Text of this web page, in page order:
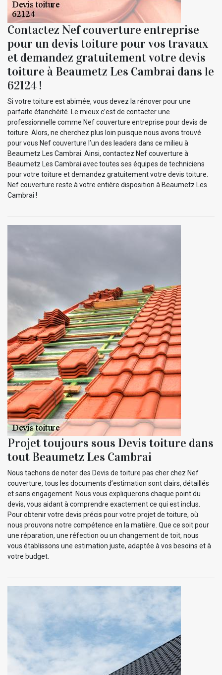
Contactez Nef couverture entreprise
pour un devis toiture pour vos travaux
et demandez gratuitement votre devis
toiture à Beaumetz Les Cambrai dans le
62124 !
Si votre toiture est abimée, vous devez la rénover pour une
parfaite étanchéité. Le mieux c’est de contacter une
professionnelle comme Nef couverture entreprise pour devis de
toiture. Alors, ne cherchez plus loin puisque nous avons trouvé
pour vous Nef couverture l’un des leaders dans ce milieu à
Beaumetz Les Cambrai. Ainsi, contactez Nef couverture à
Beaumetz Les Cambrai avec toutes ses équipes de techniciens
pour votre toiture et demandez gratuitement votre devis toiture.
Nef couverture reste à votre entière disposition à Beaumetz Les
Cambrai !
Projet toujours sous Devis toiture dans
tout Beaumetz Les Cambrai
Nous tachons de noter des Devis de toiture pas cher chez Nef
couverture, tous les documents d’estimation sont clairs, détaillés
et sans engagement. Nous vous expliquerons chaque point du
devis, vous aidant à comprendre exactement ce qui est inclus.
Pour obtenir votre devis précis pour votre projet de toiture, où
nous prouvons notre compétence en la matière. Que ce soit pour
une réparation, une réfection ou un changement de toit, nous
vous établissons une estimation juste, adaptée à vos besoins et à
votre budget.